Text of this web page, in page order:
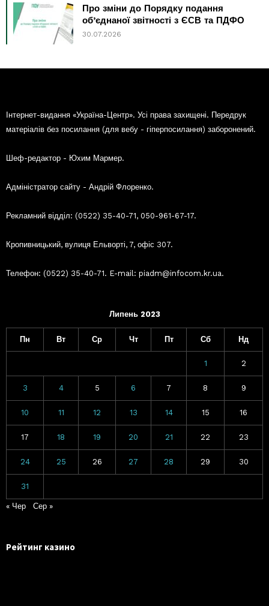
Про зміни до Порядку подання
об’єднаної звітності з ЄСВ та ПДФО
30.07.2026
Інтернет-видання «Україна-Центр». Усі права захищені. Передрук
матеріалів без посилання (для вебу - гіперпосилання) заборонений.
Шеф-редактор - Юхим Мармер.
Адміністратор сайту - Андрій Флоренко.
Рекламний відділ: (0522) 35-40-71, 050-961-67-17.
Кропивницький, вулиця Ельворті, 7, офіс 307.
Телефон: (0522) 35-40-71. E-mail: piadm@infocom.kr.ua.
Липень 2023
Пн Вт Ср Чт Пт Сб Нд
1 2
3 4 5 6 7 8 9
10 11 12 13 14 15 16
17 18 19 20 21 22 23
24 25 26 27 28 29 30
31
« Чер Сер »
Рейтинг казино